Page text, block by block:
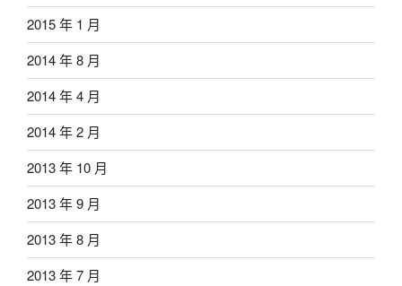
2015 年 1 月
2014 年 8 月
2014 年 4 月
2014 年 2 月
2013 年 10 月
2013 年 9 月
2013 年 8 月
2013 年 7 月